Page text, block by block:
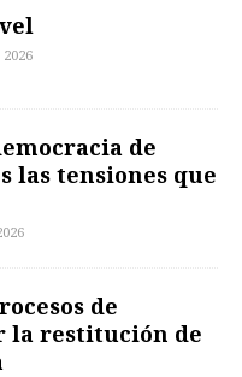
de
las tensiones que
de
la restitución de